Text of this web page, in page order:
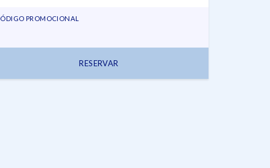
PROMOCIONAL
RESERVAR